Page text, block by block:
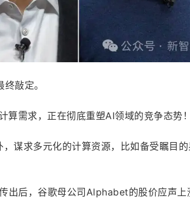
敲定。
算需求，正在彻底重塑AI领域的竞争态势
谋求多元化的计算资源，比如备受瞩目
出后，谷歌母公司Alphabet的股价应声上